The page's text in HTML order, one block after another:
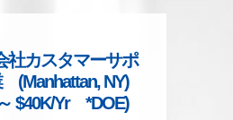
社カスタマーサポ
(Manhattan, NY)
$40K/Yr *DOE)